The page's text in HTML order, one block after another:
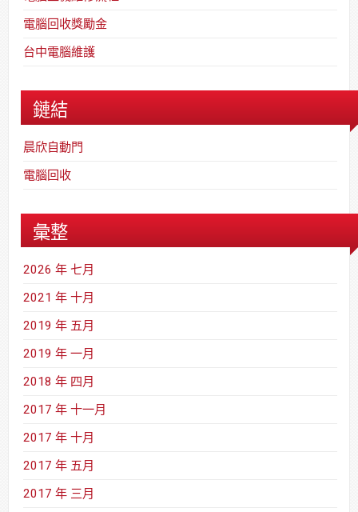
電腦回收獎勵金
台中電腦維護
鏈結
晨欣自動門
電腦回收
彙整
2026 年 七月
2021 年 十月
2019 年 五月
2019 年 一月
2018 年 四月
2017 年 十一月
2017 年 十月
2017 年 五月
2017 年 三月